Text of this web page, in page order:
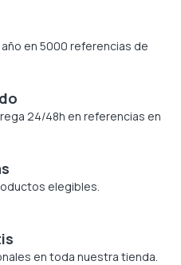
en 5000 referencias de
24/48h en referencias en
elegibles.
en toda nuestra tienda.